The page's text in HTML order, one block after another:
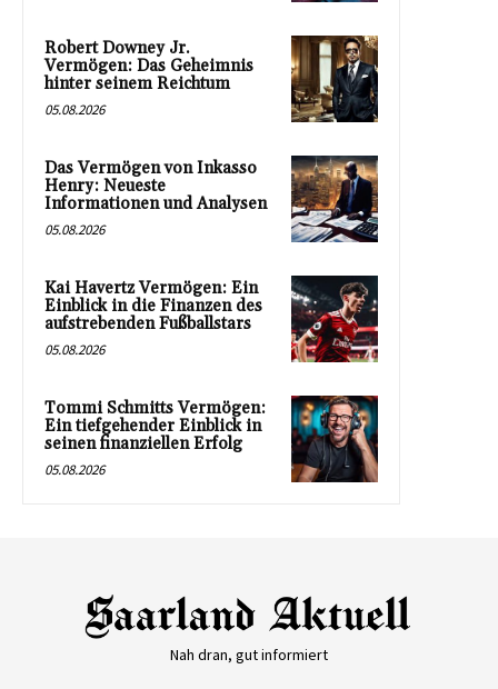
Robert Downey Jr.
Vermögen: Das Geheimnis
hinter seinem Reichtum
05.08.2026
Das Vermögen von Inkasso
Henry: Neueste
Informationen und Analysen
05.08.2026
Kai Havertz Vermögen: Ein
Einblick in die Finanzen des
aufstrebenden Fußballstars
05.08.2026
Tommi Schmitts Vermögen:
Ein tiefgehender Einblick in
seinen finanziellen Erfolg
05.08.2026
Nah dran, gut informiert